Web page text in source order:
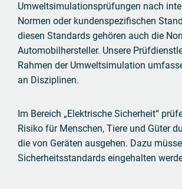
Umweltsimulationsprüfungen nach
Normen oder kundenspezifischen
diesen Standards gehören auch die
Automobilhersteller. Unsere
Rahmen der Umweltsimulation
an Disziplinen.
Im Bereich „Elektrische Sicherheit“
Risiko für Menschen, Tiere und Güter
die von Geräten ausgehen. Dazu
Sicherheitsstandards eingehalten